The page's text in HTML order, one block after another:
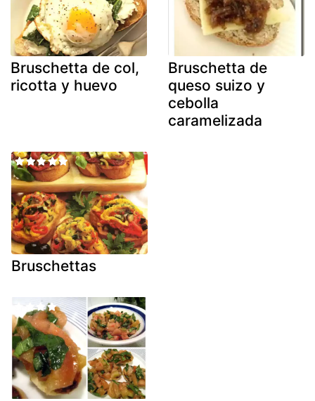
Bruschetta de col,
ricotta y huevo
Bruschetta de
queso suizo y
cebolla
caramelizada
Bruschettas